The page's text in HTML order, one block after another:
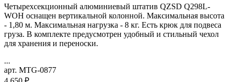
Четырехсекционный алюминиевый штатив QZSD Q298L-
WOH оснащен вертикальной колонной. Максимальная высота
- 1,80 м. Максимальная нагрузка - 8 кг. Есть крюк для подвеса
груза. В комплекте предусмотрен удобный и стильный чехол
для хранения и переноски.
...
арт. MTG-0877